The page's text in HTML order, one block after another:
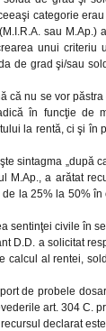
categorie
sau M.Ap.)
unui
de grad şi/sau
că nu se vor
în funcţie de
la rentă, ci şi în
sintagma „după
M.Ap., a arătat
la 25% la 50%
sentinţei civile în
D.D. a solicitat
calcul al rentei,
de probele
art. 304 C.
declarat